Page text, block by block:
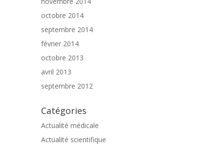
octobre 2014
septembre 2014
février 2014
octobre 2013
avril 2013
septembre 2012
Catégories
Actualité médicale
Actualité scientifique